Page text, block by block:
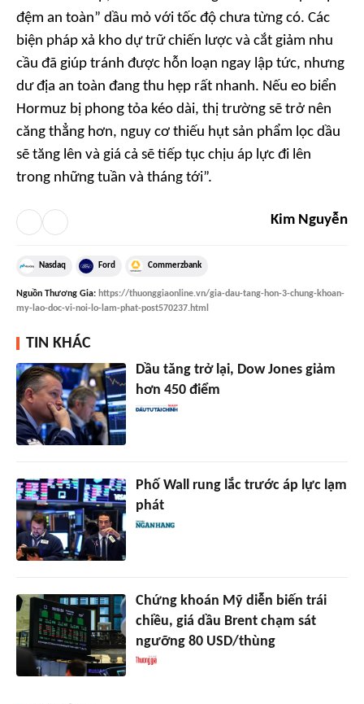
đệm an toàn” dầu mỏ với tốc độ chưa từng có. Các
biện pháp xả kho dự trữ chiến lược và cắt giảm nhu
cầu đã giúp tránh được hỗn loạn ngay lập tức, nhưng
dư địa an toàn đang thu hẹp rất nhanh. Nếu eo biển
Hormuz bị phong tỏa kéo dài, thị trường sẽ trở nên
căng thẳng hơn, nguy cơ thiếu hụt sản phẩm lọc dầu
sẽ tăng lên và giá cả sẽ tiếp tục chịu áp lực đi lên
trong những tuần và tháng tới”.
Kim Nguyễn
Nasdaq Ford Commerzbank
Nguồn Thương Gia: https://thuonggiaonline.vn/gia-dau-tang-hon-3-chung-khoan-
my-lao-doc-vi-noi-lo-lam-phat-post570237.html
TIN KHÁC
Dầu tăng trở lại, Dow Jones giảm
hơn 450 điểm
Phố Wall rung lắc trước áp lực lạm
phát
Chứng khoán Mỹ diễn biến trái
chiều, giá dầu Brent chạm sát
ngưỡng 80 USD/thùng